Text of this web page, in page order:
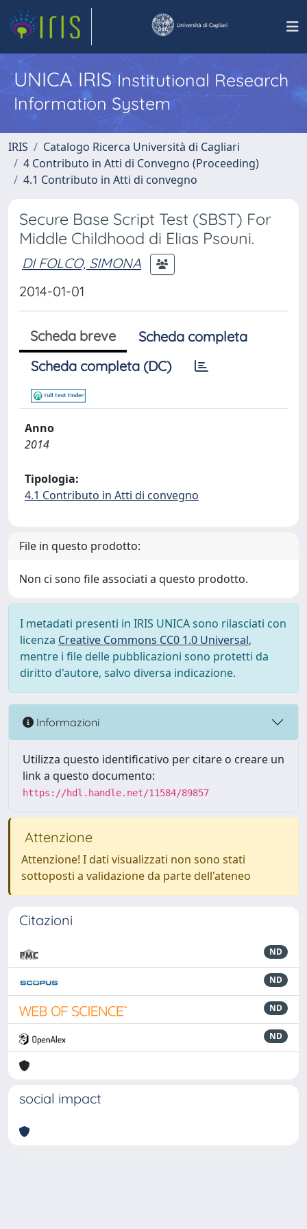
UNICA IRISInstitutional Research
Information System
IRIS
Catalogo Ricerca Università di Cagliari
4 Contributo in Atti di Convegno (Proceeding)
4.1 Contributo in Atti di convegno
Secure Base Script Test (SBST) For
Middle Childhood di Elias Psouni.
DI FOLCO, SIMONA
2014-01-01
Scheda breve
Scheda completa
Scheda completa (DC)
Anno
2014
Tipologia:
4.1 Contributo in Atti di convegno
File in questo prodotto:
Non ci sono file associati a questo prodotto.
I metadati presenti in IRIS UNICA sono rilasciati con
licenza Creative Commons CC0 1.0 Universal,
mentre i file delle pubblicazioni sono protetti da
diritto d'autore, salvo diversa indicazione.
Informazioni
Utilizza questo identificativo per citare o creare un
link a questo documento:
https://hdl.handle.net/11584/89857
Attenzione
Attenzione! I dati visualizzati non sono stati
sottoposti a validazione da parte dell'ateneo
Citazioni
ND
ND
ND
ND
social impact